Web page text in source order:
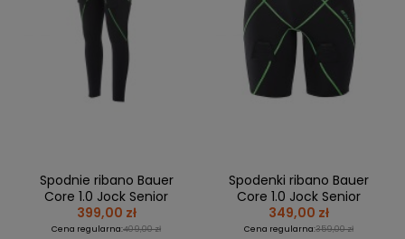
Spodnie ribano Bauer
Core 1.0 Jock Senior
399,00 zł
Cena regularna:409,00 zł
Spodenki ribano Bauer
Core 1.0 Jock Senior
349,00 zł
Cena regularna:359,00 zł